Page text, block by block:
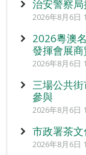
治安警察局
2026年8月6日
2026粵澳
發揮會展
2026年8月6日
三場公共
參與
2026年8月6日
市政署茶
2026年8月6日